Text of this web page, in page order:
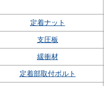
定着ナット
支圧板
緩衝材
定着部取付ボルト